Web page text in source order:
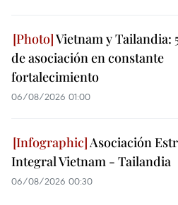
Vietnam y Tailandia:
de asociación en constante
fortalecimiento
06/08/2026 01:00
Asociación
Integral Vietnam - Tailandia
06/08/2026 00:30